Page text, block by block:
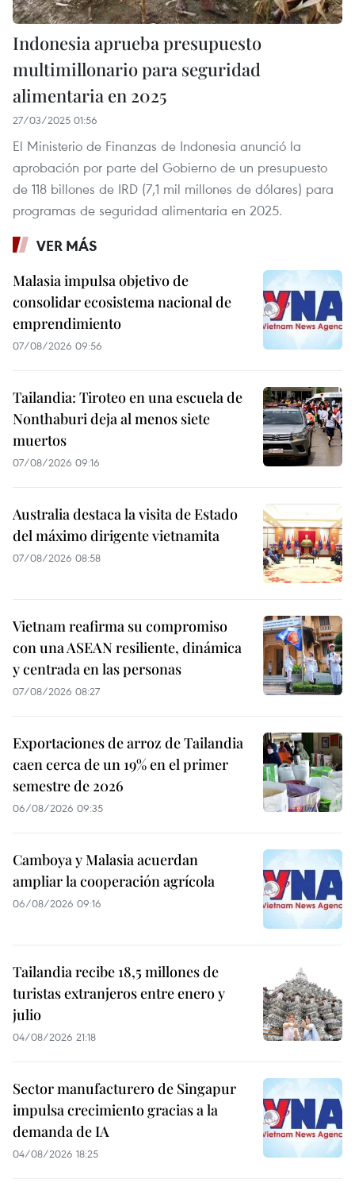
Indonesia aprueba presupuesto
multimillonario para seguridad
alimentaria en 2025
27/03/2025 01:56
El Ministerio de Finanzas de Indonesia anunció la
aprobación por parte del Gobierno de un presupuesto
de 118 billones de IRD (7,1 mil millones de dólares) para
programas de seguridad alimentaria en 2025.
VER MÁS
Malasia impulsa objetivo de
consolidar ecosistema nacional de
emprendimiento
07/08/2026 09:56
Tailandia: Tiroteo en una escuela de
Nonthaburi deja al menos siete
muertos
07/08/2026 09:16
Australia destaca la visita de Estado
del máximo dirigente vietnamita
07/08/2026 08:58
Vietnam reafirma su compromiso
con una ASEAN resiliente, dinámica
y centrada en las personas
07/08/2026 08:27
Exportaciones de arroz de Tailandia
caen cerca de un 19% en el primer
semestre de 2026
06/08/2026 09:35
Camboya y Malasia acuerdan
ampliar la cooperación agrícola
06/08/2026 09:16
Tailandia recibe 18,5 millones de
turistas extranjeros entre enero y
julio
04/08/2026 21:18
Sector manufacturero de Singapur
impulsa crecimiento gracias a la
demanda de IA
04/08/2026 18:25